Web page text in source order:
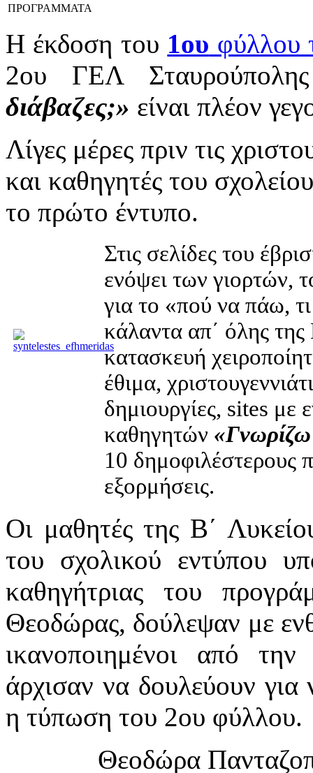
ΠΡΟΓΡΑΜΜΑΤΑ
Η έκδοση του 1ου φύλλου
2ου ΓΕΛ
διάβαζες;» είναι πλέον
Λίγες μέρες πριν τις
και καθηγητές του
το πρώτο έντυπο.
Στις σελίδες του
ενόψει των γιορτών,
για το «πού να πάω,
κάλαντα απ΄ όλης της
κατασκευή
έθιμα,
δημιουργίες, sites με
καθηγητών
10 δημοφιλέστερους
εξορμήσεις.
Οι μαθητές της Β΄
του σχολικού εντύπου
καθηγήτριας του
Θεοδώρας, δούλεψαν με
ικανοποιημένοι από
άρχισαν να δουλεύουν για
η τύπωση του 2ου φύλλου.
Θεοδώρα